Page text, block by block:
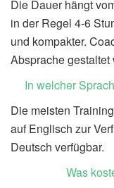
Die Dauer hängt
in der Regel 4-6
und kompakter.
Absprache gestaltet
In welcher
Die meisten
auf Englisch zur
Deutsch verfügbar.
Was